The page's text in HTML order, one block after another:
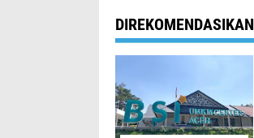
DIREKOMENDASIKAN